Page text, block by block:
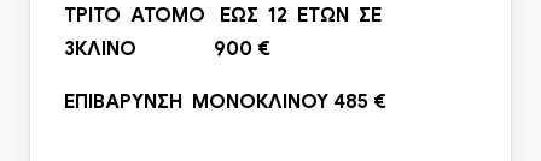
TΡΙΤΟ ΑΤΟΜΟ ΕΩΣ 12 ΕΤΩΝ ΣΕ
3ΚΛΙΝΟ 900 €
ΕΠΙΒΑΡΥΝΣΗ ΜΟΝΟΚΛΙΝΟΥ 485 €